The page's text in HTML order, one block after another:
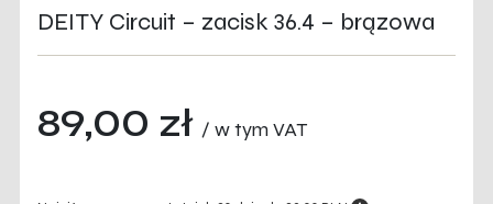
DEITY Circuit – zacisk 36.4 – brązowa
89,00 zł / w tym VAT